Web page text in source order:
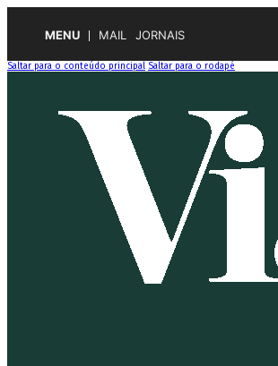
MENU MAIL JORNAIS
Saltar para o conteúdo principal Saltar para o rodapé